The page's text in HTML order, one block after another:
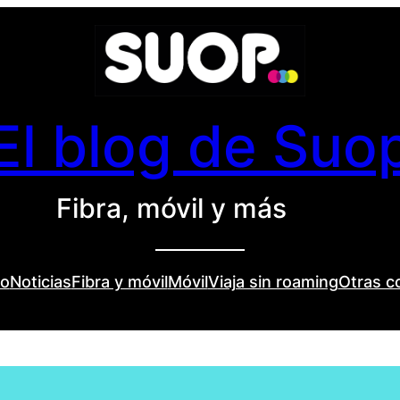
blog de
Fibra, móvil y más
NoticiasFibra y móvilMóvilViaja sin roamingOtras